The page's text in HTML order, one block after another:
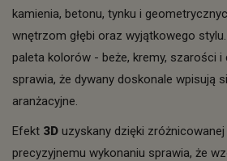
kamienia, betonu, tynku i
wnętrzom głębi oraz wyjątkowego
paleta kolorów - beże, kremy, szarości
sprawia, że dywany doskonale wpisują
aranżacyjne.
Efekt 3D uzyskany dzięki
precyzyjnemu wykonaniu sprawia, że